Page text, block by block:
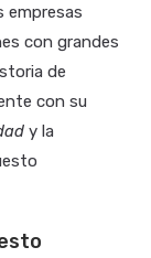
empresas
con grandes
de
con su
y la